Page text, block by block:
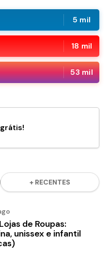
5 mil
18 mil
53 mil
+ RECENTES
de Roupas:
unissex e infantil